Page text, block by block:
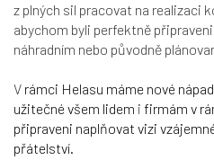
z plných sil pracovat na realizaci
abychom byli perfektně
náhradním nebo původně
V rámci Helasu máme nové
užitečné všem lidem i firmám v
připraveni naplňovat vizi
přátelství.